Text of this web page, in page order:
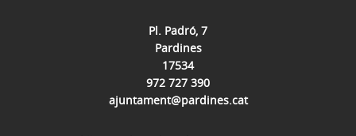
Pl. Padró, 7
Pardines
17534
972 727 390
ajuntament@pardines.cat